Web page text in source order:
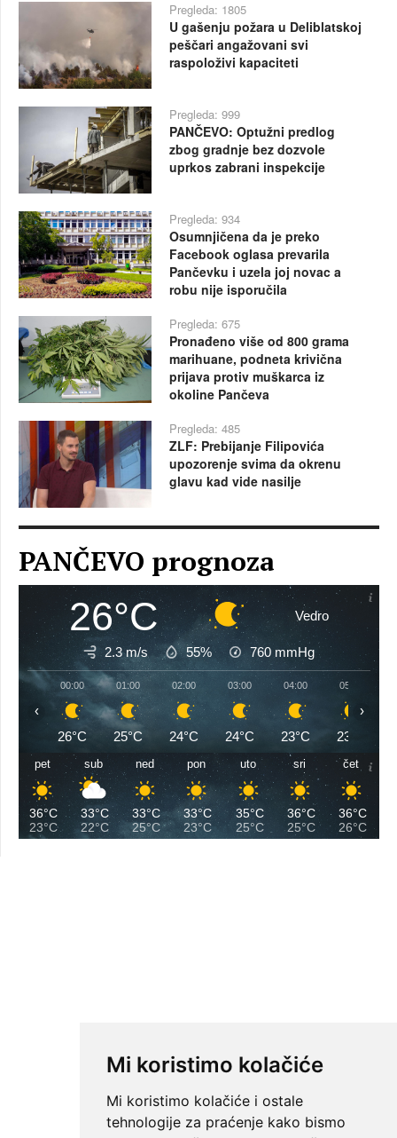
Mi koristimo kolačiće
Mi koristimo kolačiće i ostale
tehnologije za praćenje kako bismo
Pregleda: 1805
U gašenju požara u Deliblatskoj
peščari angažovani svi
raspoloživi kapaciteti
Pregleda: 999
PANČEVO: Optužni predlog
zbog gradnje bez dozvole
uprkos zabrani inspekcije
Pregleda: 934
Osumnjičena da je preko
Facebook oglasa prevarila
Pančevku i uzela joj novac a
robu nije isporučila
Pregleda: 675
Pronađeno više od 800 grama
marihuane, podneta krivična
prijava protiv muškarca iz
okoline Pančeva
Pregleda: 485
ZLF: Prebijanje Filipovića
upozorenje svima da okrenu
glavu kad vide nasilje
PANČEVO prognoza
26°C Vedro
2.3 m/s 55% 760 mmHg
00:00
26°C
01:00
25°C
02:00
24°C
03:00
24°C
04:00
23°C
05:00
23°C
‹ ›
pet
36°C
23°C
sub
33°C
22°C
ned
33°C
25°C
pon
33°C
23°C
uto
35°C
25°C
sri
36°C
25°C
čet
36°C
26°C